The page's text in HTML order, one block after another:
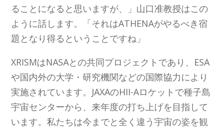
ることになると思いますが、」山口准教授はこの
ように話します。「それはATHENAがやるべき宿
題となり得るということですね」
XRISMはNASAとの共同プロジェクトであり、ESA
や国内外の大学・研究機関などの国際協力により
実施されています。JAXAのHII-Aロケットで種子島
宇宙センターから、来年度の打ち上げを目指して
います。私たちは今までと全く違う宇宙の姿を観